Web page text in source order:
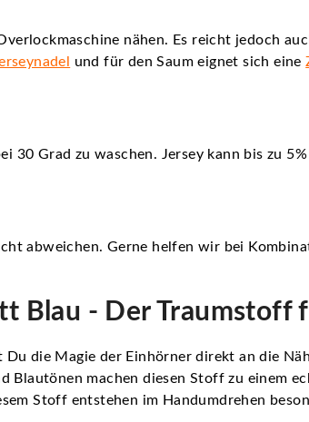
nähen. Es reicht jedoch
und für den Saum eignet sich eine
Grad zu waschen. Jersey kann bis zu
abweichen. Gerne helfen wir bei
Blau - Der Traumstoff
die Magie der Einhörner direkt an die
Blautönen machen diesen Stoff zu einem
Stoff entstehen im Handumdrehen